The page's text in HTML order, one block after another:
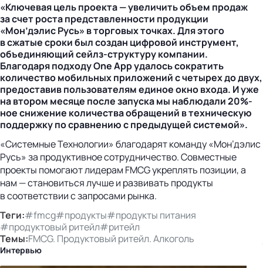
«Ключевая цель проекта — увеличить объем продаж
за счет роста представленности продукции
«Мон’дэлис Русь» в торговых точках. Для этого
в сжатые сроки был создан цифровой инструмент,
объединяющий сейлз-структуру компании.
Благодаря подходу One App удалось сократить
количество мобильных приложений с четырех до двух,
предоставив пользователям единое окно входа. И уже
на втором месяце после запуска мы наблюдали 20%-
ное снижение количества обращений в техническую
поддержку по сравнению с предыдущей системой».
«Системные Технологии» благодарят команду «Мон’дэлис
Русь» за продуктивное сотрудничество. Совместные
проекты помогают лидерам FMCG укреплять позиции, а
нам — становиться лучше и развивать продукты
в соответствии с запросами рынка.
Теги:#fmcg#продукты#продукты питания
#продуктовый ритейл#ритейл
Темы:FMCG. Продуктовый ритейл. Алкоголь
Интервью